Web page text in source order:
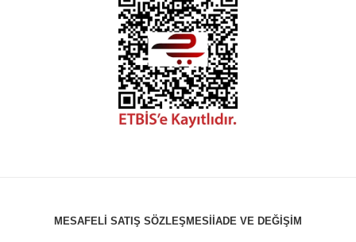
MESAFELI SATIŞ SÖZLEŞMESI İADE VE DEĞIŞIM